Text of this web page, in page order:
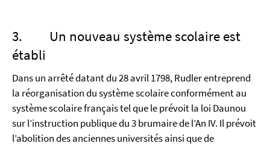
3. Un nouveau système scolaire est
établi
Dans un arrêté datant du 28 avril 1798, Rudler entreprend
la réorganisation du système scolaire conformément au
système scolaire français tel que le prévoit la loi Daunou
sur l’instruction publique du 3 brumaire de l’An IV. Il prévoit
l’abolition des anciennes universités ainsi que de